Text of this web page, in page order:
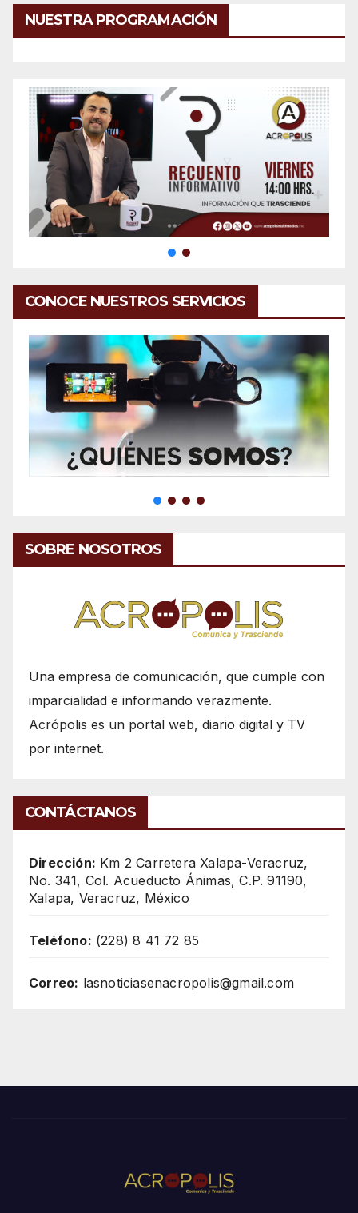
NUESTRA PROGRAMACIÓN
CONOCE NUESTROS SERVICIOS
SOBRE NOSOTROS
Una empresa de comunicación, que cumple con
imparcialidad e informando verazmente.
Acrópolis es un portal web, diario digital y TV
por internet.
CONTÁCTANOS
Dirección: Km 2 Carretera Xalapa-Veracruz,
No. 341, Col. Acueducto Ánimas, C.P. 91190,
Xalapa, Veracruz, México
Teléfono: (228) 8 41 72 85
Correo: lasnoticiasenacropolis@gmail.com